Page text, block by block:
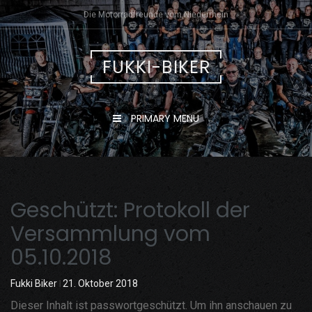
to
content
Die Motorradfreunde vom Niederrhein
FUKKI-BIKER
PRIMARY MENU
Geschützt: Protokoll der
Versammlung vom
05.10.2018
Fukki Biker 21. Oktober 2018
Dieser Inhalt ist passwortgeschützt. Um ihn anschauen zu